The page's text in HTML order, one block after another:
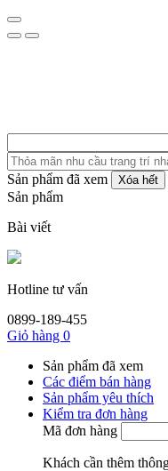
Sản phẩm đã xem Xóa hết
Sản phẩm
Bài viết
Hotline tư vấn
0899-189-455
Giỏ hàng 0
Sản phẩm đã xem
Các điểm bán hàng
Sản phẩm yêu thích
Kiểm tra đơn hàng
Mã đơn hàng
Khách cần thêm